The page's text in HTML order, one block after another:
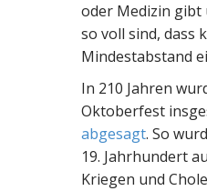
oder Medizin gibt
so voll sind, dass
Mindestabstand
In 210 Jahren
Oktoberfest
abgesagt. So
19. Jahrhundert
Kriegen und